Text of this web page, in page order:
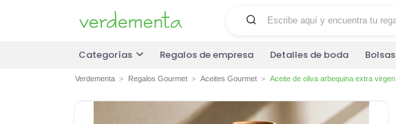
Categorías Regalos de empresa Detalles de boda Bolsas
Verdementa Regalos Gourmet Aceites Gourmet Aceite de oliva arbequina extra virgen